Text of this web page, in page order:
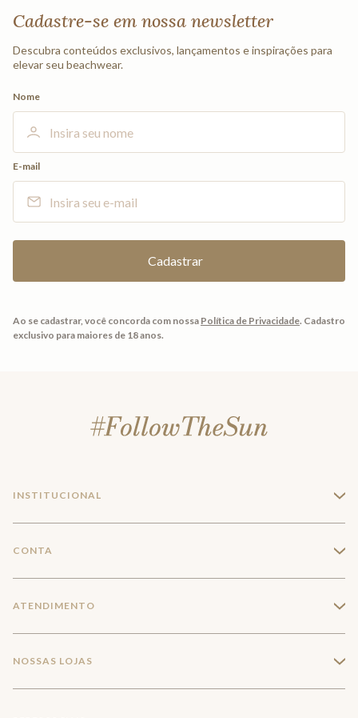
Cadastre-se em nossa newsletter
Descubra conteúdos exclusivos, lançamentos e inspirações para
elevar seu beachwear.
Nome
E-mail
Ao se cadastrar, você concorda com nossa Política de Privacidade. Cadastro
exclusivo para maiores de 18 anos.
INSTITUCIONAL +
Trabalhe conosco
CONTA +
Meus pedidos
ATENDIMENTO +
NOSSAS LOJAS +